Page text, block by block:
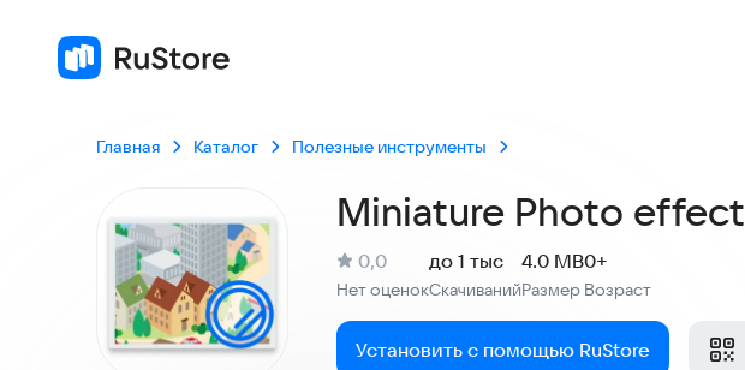
Главная Каталог Полезные инструменты
Miniature Photo effect
Рейтинг:
0,0
Нет оценокСкачиваний
до 1 тыс
Размер
4.0 MB
Возраст
0+
Установить с помощью RuStore